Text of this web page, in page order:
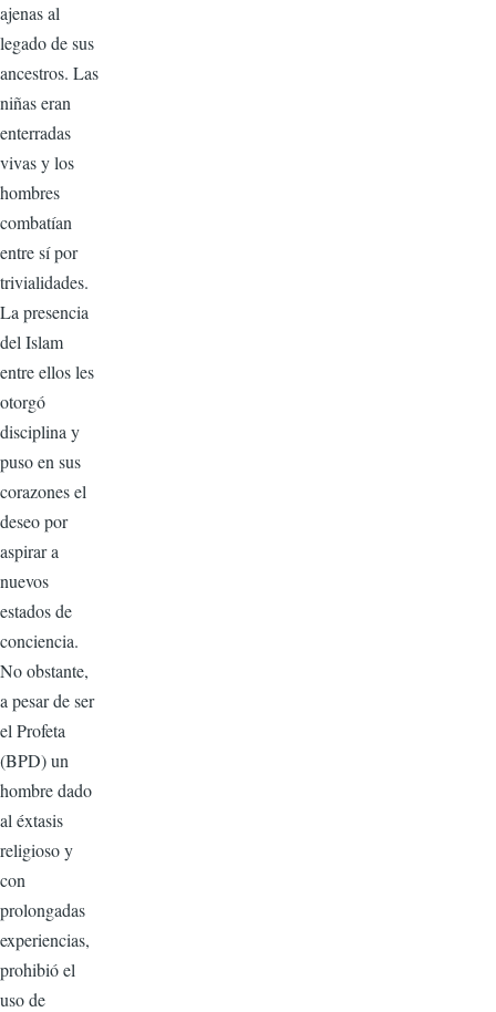
ajenas al
legado de sus
ancestros. Las
niñas eran
enterradas
vivas y los
hombres
combatían
entre sí por
trivialidades.
La presencia
del Islam
entre ellos les
otorgó
disciplina y
puso en sus
corazones el
deseo por
aspirar a
nuevos
estados de
conciencia.
No obstante,
a pesar de ser
el Profeta
(BPD) un
hombre dado
al éxtasis
religioso y
con
prolongadas
experiencias,
prohibió el
uso de